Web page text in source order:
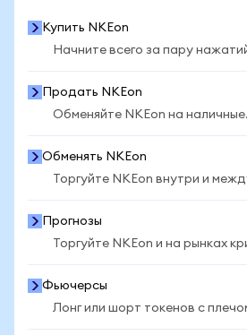
Купить NKEon
Начните всего за пару
Продать NKEon
Обменяйте NKEon на наличные.
Обменять NKEon
Торгуйте NKEon внутри и
Прогнозы
Торгуйте NKEon и на рынках
Фьючерсы
Лонг или шорт токенов с